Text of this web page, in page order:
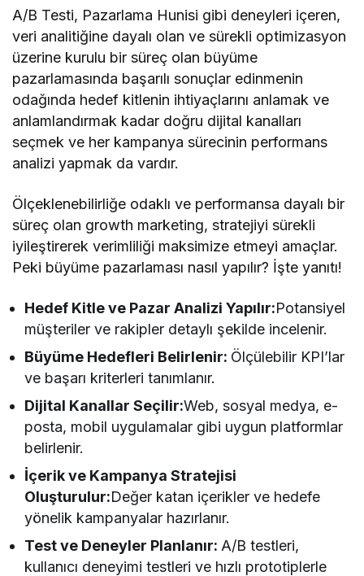
A/B Testi, Pazarlama Hunisi gibi deneyleri içeren,
veri analitiğine dayalı olan ve sürekli optimizasyon
üzerine kurulu bir süreç olan büyüme
pazarlamasında başarılı sonuçlar edinmenin
odağında hedef kitlenin ihtiyaçlarını anlamak ve
anlamlandırmak kadar doğru dijital kanalları
seçmek ve her kampanya sürecinin performans
analizi yapmak da vardır.
Ölçeklenebilirliğe odaklı ve performansa dayalı bir
süreç olan growth marketing, stratejiyi sürekli
iyileştirerek verimliliği maksimize etmeyi amaçlar.
Peki büyüme pazarlaması nasıl yapılır? İşte yanıtı!
Hedef Kitle ve Pazar Analizi Yapılır:Potansiyel
müşteriler ve rakipler detaylı şekilde incelenir.
Büyüme Hedefleri Belirlenir: Ölçülebilir KPI’lar
ve başarı kriterleri tanımlanır.
Dijital Kanallar Seçilir:Web, sosyal medya, e-
posta, mobil uygulamalar gibi uygun platformlar
belirlenir.
İçerik ve Kampanya Stratejisi
Oluşturulur:Değer katan içerikler ve hedefe
yönelik kampanyalar hazırlanır.
Test ve Deneyler Planlanır: A/B testleri,
kullanıcı deneyimi testleri ve hızlı prototiplerle